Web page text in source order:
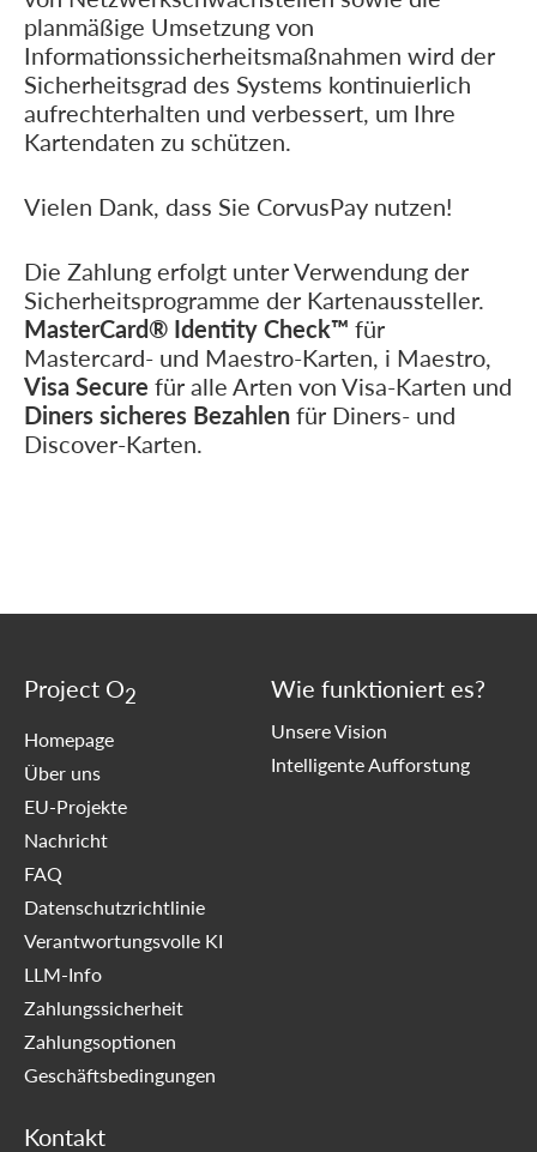
planmäßige Umsetzung von
Informationssicherheitsmaßnahmen wird der
Sicherheitsgrad des Systems kontinuierlich
aufrechterhalten und verbessert, um Ihre
Kartendaten zu schützen.
Vielen Dank, dass Sie CorvusPay nutzen!
Die Zahlung erfolgt unter Verwendung der
Sicherheitsprogramme der Kartenaussteller.
MasterCard® Identity Check™ für
Mastercard- und Maestro-Karten, i Maestro,
Visa Secure für alle Arten von Visa-Karten und
Diners sicheres Bezahlen für Diners- und
Discover-Karten.
Project O2
Homepage
Über uns
EU-Projekte
Nachricht
FAQ
Datenschutzrichtlinie
Verantwortungsvolle KI
LLM-Info
Zahlungssicherheit
Zahlungsoptionen
Geschäftsbedingungen
Wie funktioniert es?
Unsere Vision
Intelligente Aufforstung
Kontakt